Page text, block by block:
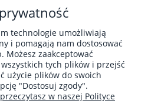
Drops
14,11 zł
16,60 zł
cena:14,11 zł
technologie umożliwiają
i pomagają nam dostosować
Możesz zaakceptować
tych plików i przejść
użycie plików do swoich
"Dostosuj zgody".
w naszej Polityce